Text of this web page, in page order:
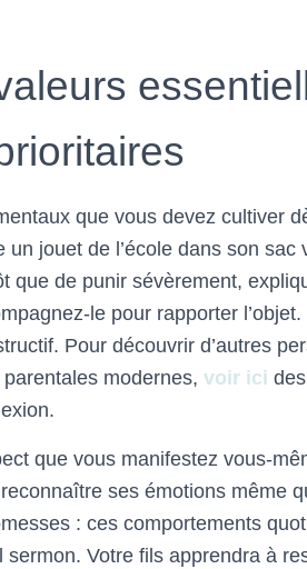
que vous devez cultiver
jouet de l’école dans son sac
que de punir sévèrement,
le pour rapporter
Pour découvrir d’autres
modernes, voir ici
que vous manifestez vous-
ses émotions même
: ces comportements
sermon. Votre fils apprendra à